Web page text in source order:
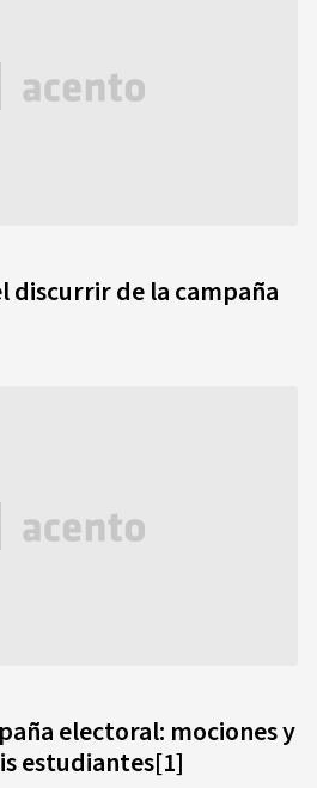
discurrir de la campaña
electoral: mociones y
estudiantes[1]